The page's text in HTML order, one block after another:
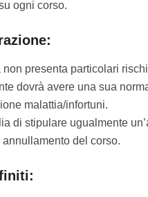
ogni corso.
non presenta particolari
dovrà avere una sua
malattia/infortuni.
di stipulare ugualmente
annullamento del corso.